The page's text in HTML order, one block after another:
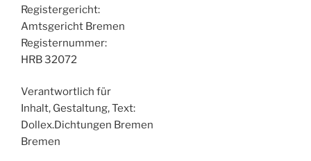
Registergericht:
Amtsgericht Bremen
Registernummer:
HRB 32072
Verantwortlich für
Inhalt, Gestaltung, Text:
Dollex.Dichtungen Bremen
Bremen